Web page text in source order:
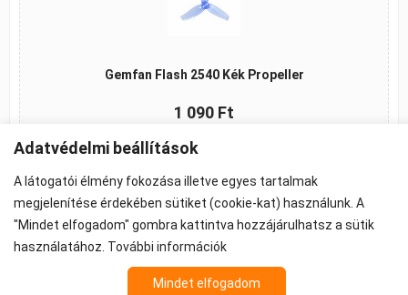
Gemfan Flash 2540 Kék Propeller
1 090 Ft
Kosárba
©2026 -ÁSZF -Adatkezelés-
Propeller - FPV Alkatrész - FPV felszerelés
Az árak 27% ÁFA-t tartalmaznak.
Adatvédelmi beállítások
A látogatói élmény fokozása illetve egyes tartalmak
megjelenítése érdekében sütiket (cookie-kat) használunk. A
"Mindet elfogadom" gombra kattintva hozzájárulhatsz a sütik
használatához. További információk
Mindet elfogadom